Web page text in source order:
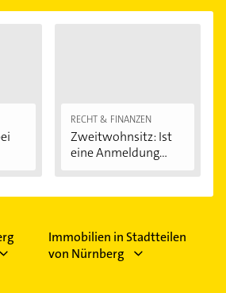
RECHT & FINANZEN
Zweitwohnsitz: Ist
eine Anmeldung...
Immobilien in Stadtteilen
von Nürnberg